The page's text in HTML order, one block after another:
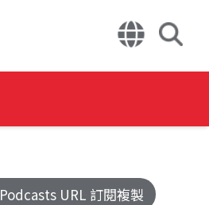
Podcasts URL 訂閱複製